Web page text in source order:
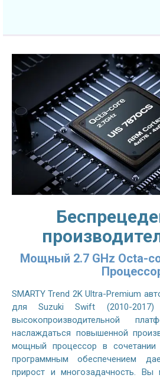
Мощный 2.7 GHz Octa-
SMARTY Trend 2K Ultra-Premium
для Suzuki Swift (2010-
высокопроизводительной
наслаждаться повышенной
мощный процессор в сочетании
программным обеспечением
прирост и многозадачность. Вы